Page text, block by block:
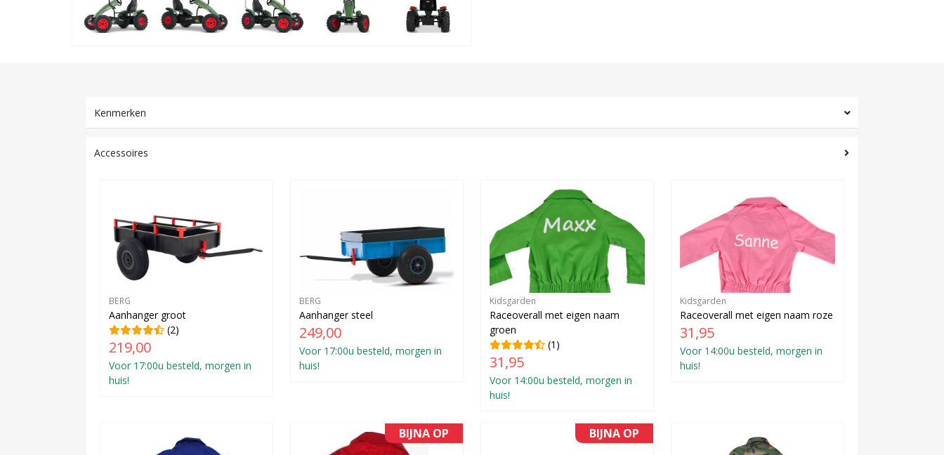
Kenmerken
Accessoires
BERG
Aanhanger groot
(2)
219,00
Voor 17:00u besteld, morgen in
huis!
BERG
Aanhanger steel
249,00
Voor 17:00u besteld, morgen in
huis!
Kidsgarden
Raceoverall met eigen naam
groen
(1)
31,95
Voor 14:00u besteld, morgen in
huis!
Kidsgarden
Raceoverall met eigen naam roze
31,95
Voor 14:00u besteld, morgen in
huis!
BIJNA OP BIJNA OP